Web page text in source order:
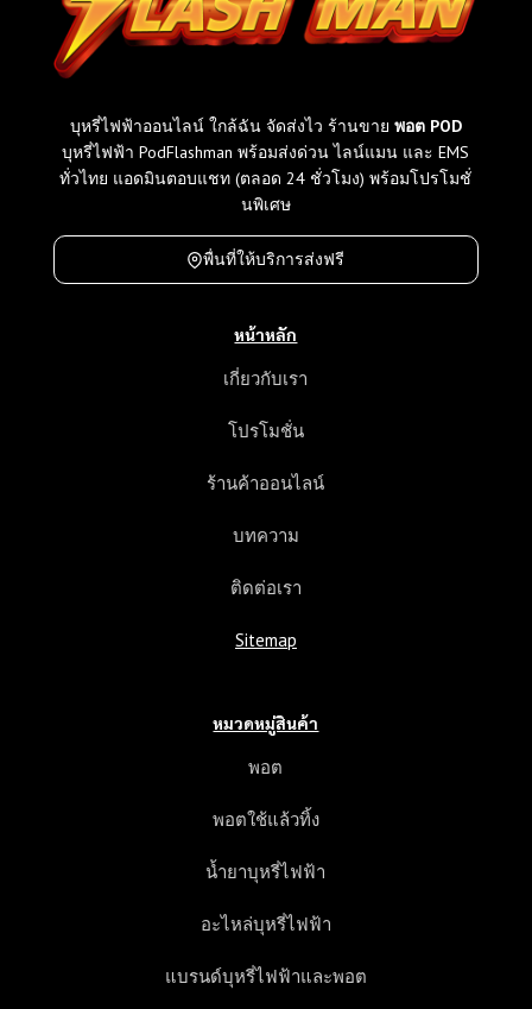
บุหรี่ไฟฟ้าออนไลน์ ใกล้ฉัน จัดส่งไว ร้านขาย พอต POD
บุหรี่ไฟฟ้า PodFlashman พร้อมส่งด่วน ไลน์แมน และ EMS
ทั่วไทย แอดมินตอบแชท (ตลอด 24 ชั่วโมง) พร้อมโปรโมชั่
นพิเศษ
พื่นที่ให้บริการส่งฟรี
หน้าหลัก
เกี่ยวกับเรา
โปรโมชั่น
ร้านค้าออนไลน์
บทความ
ติดต่อเรา
Sitemap
หมวดหมู่สินค้า
พอต
พอตใช้แล้วทิ้ง
น้ำยาบุหรี่ไฟฟ้า
อะไหล่บุหรี่ไฟฟ้า
แบรนด์บุหรี่ไฟฟ้าและพอต